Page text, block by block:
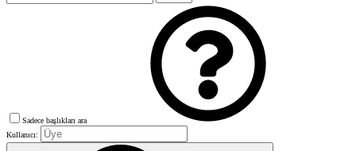
Sadece başlıkları ara
Kullanıcı: